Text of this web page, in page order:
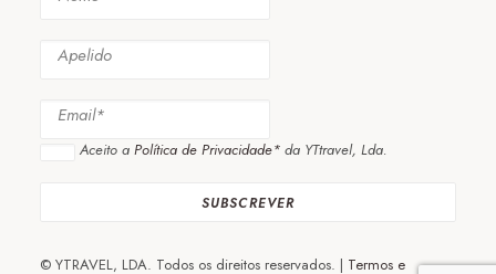
Aceito a Política de Privacidade* da YTtravel, Lda.
© YTRAVEL, LDA. Todos os direitos reservados. | Termos e